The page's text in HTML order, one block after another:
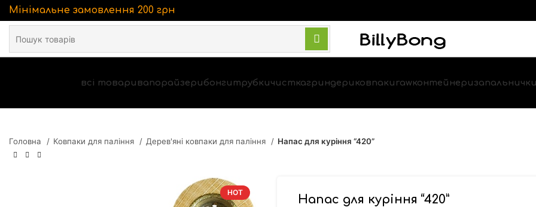
Мінімальне замовлення 200 грн
всі товари вапорайзерибонги трубкичисткагриндери ковпаки rawконтейнеризапальнички
Головна Ковпаки для паління Дерев'яні ковпаки для паління Напас для куріння “420”
HOT
Напас для куріння “420”